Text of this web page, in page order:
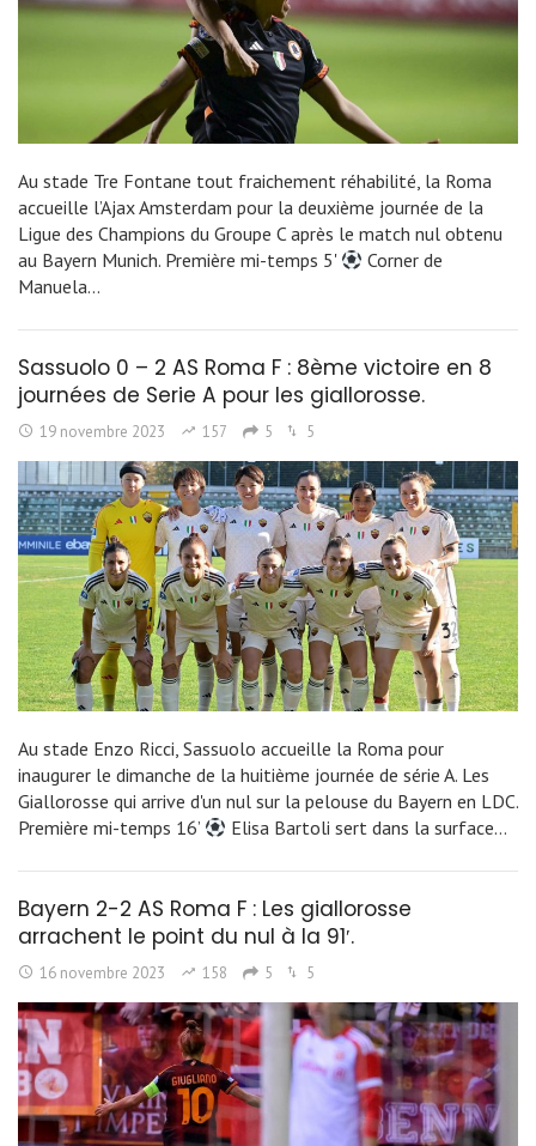
Au stade Tre Fontane tout fraichement réhabilité, la Roma
accueille l’Ajax Amsterdam pour la deuxième journée de la
Ligue des Champions du Groupe C après le match nul obtenu
au Bayern Munich. Première mi-temps 5'
Corner de
Manuela…
Sassuolo 0 – 2 AS Roma F : 8ème victoire en 8
journées de Serie A pour les giallorosse.
19 novembre 2023 157 5 5
Au stade Enzo Ricci, Sassuolo accueille la Roma pour
inaugurer le dimanche de la huitième journée de série A. Les
Giallorosse qui arrive d'un nul sur la pelouse du Bayern en LDC.
Première mi-temps 16’
Elisa Bartoli sert dans la surface…
Bayern 2-2 AS Roma F : Les giallorosse
arrachent le point du nul à la 91′.
16 novembre 2023 158 5 5